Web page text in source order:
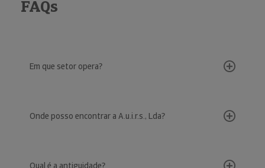
FAQs
Em que setor opera?
Onde posso encontrar a A.u.i.r.s., Lda?
Qual é a antiguidade?